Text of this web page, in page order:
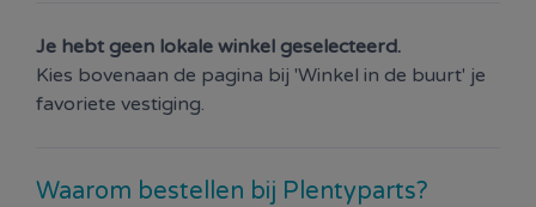
Je hebt geen lokale winkel geselecteerd.
Kies bovenaan de pagina bij 'Winkel in de buurt' je
favoriete vestiging.
Waarom bestellen bij Plentyparts?